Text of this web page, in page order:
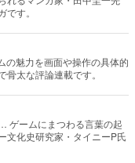
す。
の魅力を画面や操作の具体的
太な評論連載です。
ゲームにまつわる言葉の起
文化史研究家・タイニーP氏